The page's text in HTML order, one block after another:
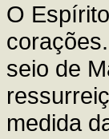
O
seio de
medida